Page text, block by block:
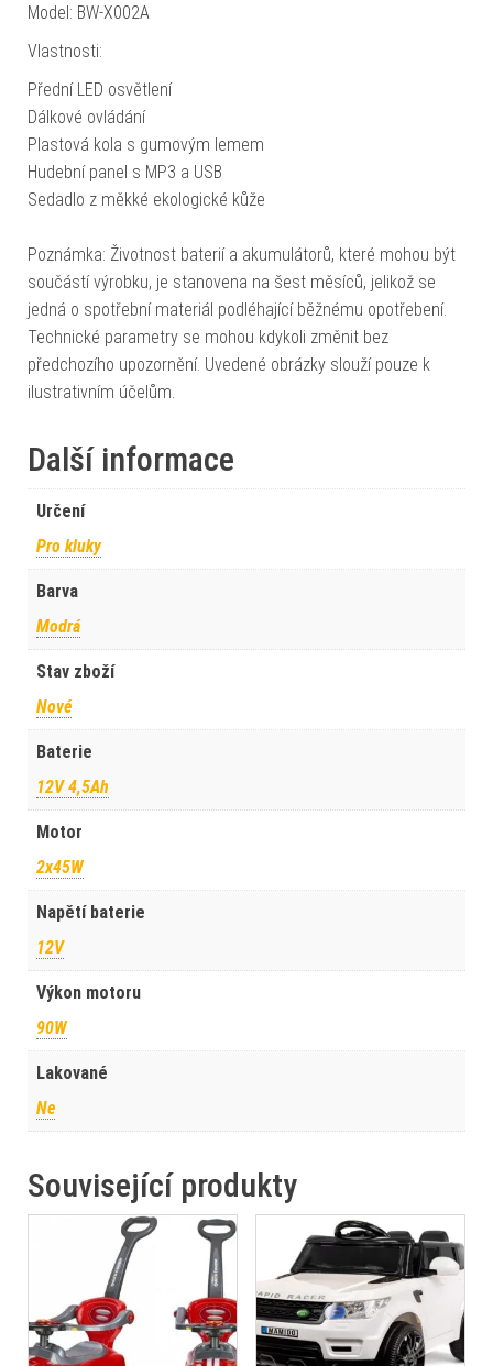
Model: BW-X002A
Vlastnosti:
Přední LED osvětlení
Dálkové ovládání
Plastová kola s gumovým lemem
Hudební panel s MP3 a USB
Sedadlo z měkké ekologické kůže
Poznámka: Životnost baterií a akumulátorů, které mohou být
součástí výrobku, je stanovena na šest měsíců, jelikož se
jedná o spotřební materiál podléhající běžnému opotřebení.
Technické parametry se mohou kdykoli změnit bez
předchozího upozornění. Uvedené obrázky slouží pouze k
ilustrativním účelům.
Další informace
Určení
Pro kluky
Barva
Modrá
Stav zboží
Nové
Baterie
12V 4,5Ah
Motor
2x45W
Napětí baterie
12V
Výkon motoru
90W
Lakované
Ne
Související produkty